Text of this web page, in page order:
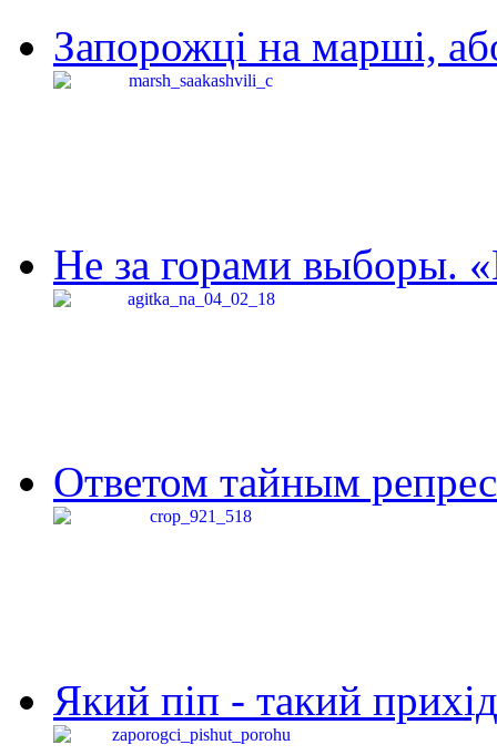
Запорожці на марші,
Не за горами выборы.
Ответом тайным
Який піп - такий